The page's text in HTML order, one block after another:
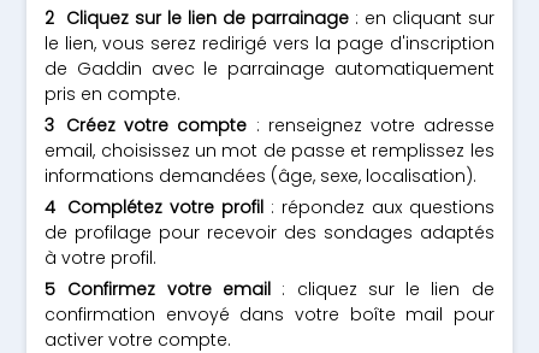
Cliquez sur le lien de parrainage: en cliquant sur
le lien, vous serez redirigé vers la page d'inscription
de Gaddin avec le parrainage automatiquement
pris en compte.
Créez votre compte : renseignez votre adresse
email, choisissez un mot de passe et remplissez les
informations demandées (âge, sexe, localisation).
Complétez votre profil : répondez aux questions
de profilage pour recevoir des sondages adaptés
à votre profil.
Confirmez votre email: cliquez sur le lien de
confirmation envoyé dans votre boîte mail pour
activer votre compte.